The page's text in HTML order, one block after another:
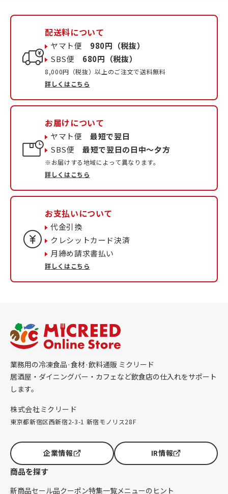
配送料について
ヤマト便 980円（税抜）
SBS便 680円（税抜）
8,000円（税抜）以上のご注文で送料無料
詳しくはこちら
お届けについて
ヤマト便最短で翌日
SBS便最短で翌日の日中〜夕方
※お届けする地域によって異なります。
詳しくはこちら
お支払いについて
代金引換
クレシットカード決済
月締め請求書払い
詳しくはこちら
業務用の冷凍食品·食材·飲料通販 ミクリード
居酒屋・ダイニングバー・カフェなど飲食店の仕入れをサポート
します。
株式会社ミクリード
東京都新宿区西新宿2-3-1 新宿モノリス28F
企業情報 IR情報
商品を探す
新商品セール品クーポン特集一覧メニューのヒント